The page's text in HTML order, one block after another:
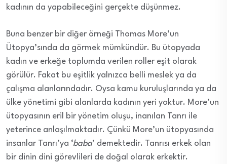
kadının da yapabileceğini gerçekte düşünmez.
Buna benzer bir diğer örneği Thomas More’un
Ütopya’sında da görmek mümkündür. Bu ütopyada
kadın ve erkeğe toplumda verilen roller eşit olarak
görülür. Fakat bu eşitlik yalnızca belli meslek ya da
çalışma alanlarındadır. Oysa kamu kuruluşlarında ya da
ülke yönetimi gibi alanlarda kadının yeri yoktur. More’un
ütopyasının eril bir yönetim oluşu, inanılan Tanrı ile
yeterince anlaşılmaktadır. Çünkü More’un ütopyasında
insanlar Tanrı’ya ‘baba’ demektedir. Tanrısı erkek olan
bir dinin dini görevlileri de doğal olarak erkektir.